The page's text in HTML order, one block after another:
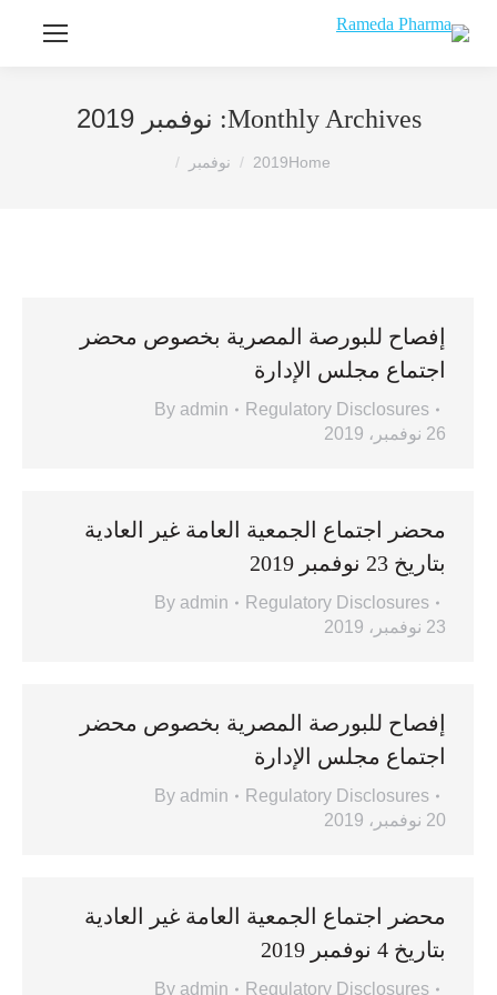
Monthly Archives: نوفمبر 2019
Home
2019 نوفمبر
إفصاح للبورصة المصرية بخصوص محضر
اجتماع مجلس الإدارة
Regulatory Disclosures
By admin
26 نوفمبر، 2019
محضر اجتماع الجمعية العامة غير العادية
بتاريخ 23 نوفمبر 2019
Regulatory Disclosures
By admin
23 نوفمبر، 2019
إفصاح للبورصة المصرية بخصوص محضر
اجتماع مجلس الإدارة
Regulatory Disclosures
By admin
20 نوفمبر، 2019
محضر اجتماع الجمعية العامة غير العادية
بتاريخ 4 نوفمبر 2019
Regulatory Disclosures
By admin